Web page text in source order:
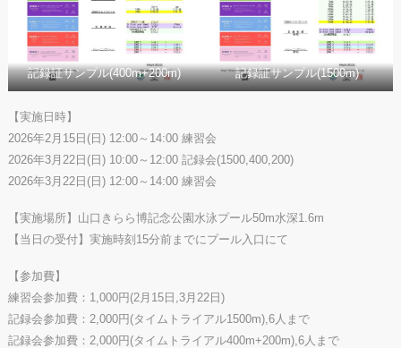
記録証サンプル(400m+200m) 記録証サンプル(1500m)
【実施日時】
2026年2月15日(日) 12:00～14:00 練習会
2026年3月22日(日) 10:00～12:00 記録会(1500,400,200)
2026年3月22日(日) 12:00～14:00 練習会
【実施場所】山口きらら博記念公園水泳プール50m水深1.6m
【当日の受付】実施時刻15分前までにプール入口にて
【参加費】
練習会参加費：1,000円(2月15日,3月22日)
記録会参加費：2,000円(タイムトライアル1500m),6人まで
記録会参加費：2,000円(タイムトライアル400m+200m),6人まで